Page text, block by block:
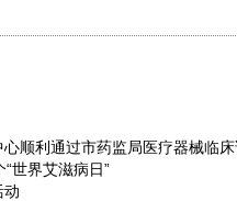
顺利通过市药监局医疗器械临
世界艾滋病日”
动